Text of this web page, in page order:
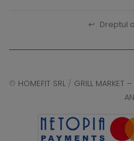
↩ Dreptul
© HOMEFIT SRL / GRILL MARKET